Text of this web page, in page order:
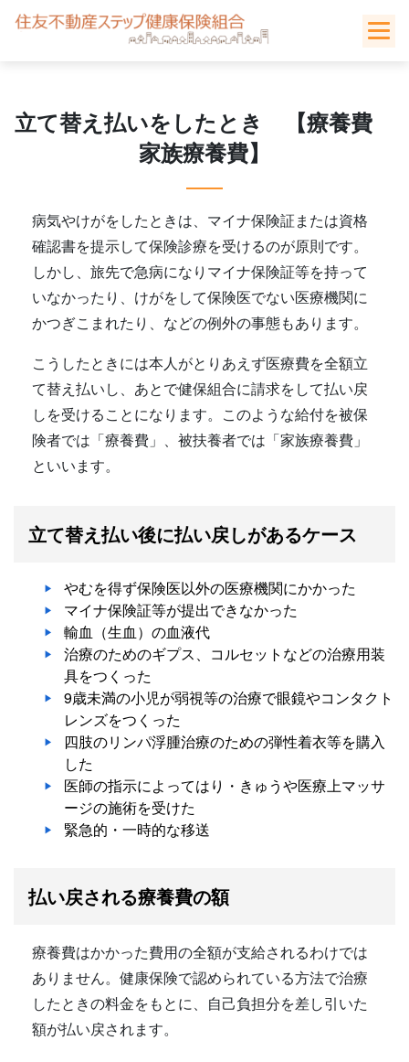
Skip
立て替え払いをしたとき 【療養費
家族療養費】
病気やけがをしたときは、マイナ保険証または資格
確認書を提示して保険診療を受けるのが原則です。
しかし、旅先で急病になりマイナ保険証等を持って
いなかったり、けがをして保険医でない医療機関に
かつぎこまれたり、などの例外の事態もあります。
こうしたときには本人がとりあえず医療費を全額立
て替え払いし、あとで健保組合に請求をして払い戻
しを受けることになります。このような給付を被保
険者では「療養費」、被扶養者では「家族療養費」
といいます。
立て替え払い後に払い戻しがあるケース
やむを得ず保険医以外の医療機関にかかった
マイナ保険証等が提出できなかった
輸血（生血）の血液代
治療のためのギプス、コルセットなどの治療用装
具をつくった
9歳未満の小児が弱視等の治療で眼鏡やコンタクト
レンズをつくった
四肢のリンパ浮腫治療のための弾性着衣等を購入
した
医師の指示によってはり・きゅうや医療上マッサ
ージの施術を受けた
緊急的・一時的な移送
払い戻される療養費の額
療養費はかかった費用の全額が支給されるわけでは
ありません。健康保険で認められている方法で治療
したときの料金をもとに、自己負担分を差し引いた
額が払い戻されます。